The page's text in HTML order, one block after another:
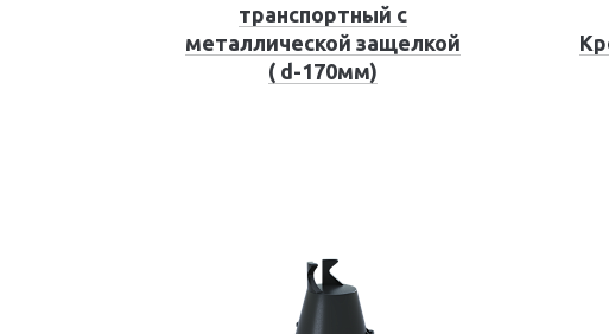
транспортный с
металлической защелкой
( d-170мм)